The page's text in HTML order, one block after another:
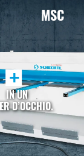
MSC
+
IN UN
D’OCCHIO.